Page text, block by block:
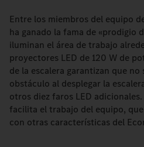
Entre los miembros del equipo
ha ganado la fama de «prodigio
iluminan el área de trabajo
proyectores LED de 120 W de
de la escalera garantizan que
obstáculo al desplegar la
otros diez faros LED
facilita el trabajo del equipo,
con otras características del